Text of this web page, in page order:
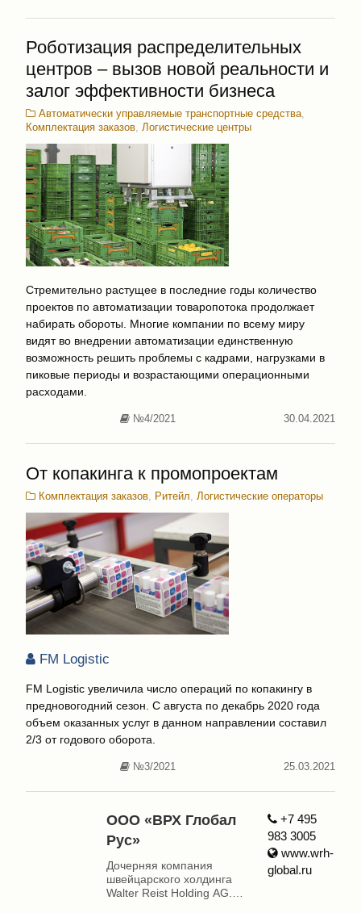
Роботизация распределительных
центров – вызов новой реальности и
залог эффективности бизнеса
Автоматически управляемые транспортные средства,
Комплектация заказов, Логистические центры
Стремительно растущее в последние годы количество
проектов по автоматизации товаропотока продолжает
набирать обороты. Многие компании по всему миру
видят во внедрении автоматизации единственную
возможность решить проблемы с кадрами, нагрузками в
пиковые периоды и возрастающими операционными
расходами.
№4/2021 30.04.2021
От копакинга к промопроектам
Комплектация заказов Ритейл Логистические операторы
FM Logistic
FM Logistic увеличила число операций по копакингу в
предновогодний сезон. С августа по декабрь 2020 года
объем оказанных услуг в данном направлении составил
2/3 от годового оборота.
№3/2021 25.03.2021
ООО «ВРХ Глобал
Рус»
Дочерняя компания
швейцарского холдинга
Walter Reist Holding AG.
+7 495
983 3005
www.wrh-
global.ru